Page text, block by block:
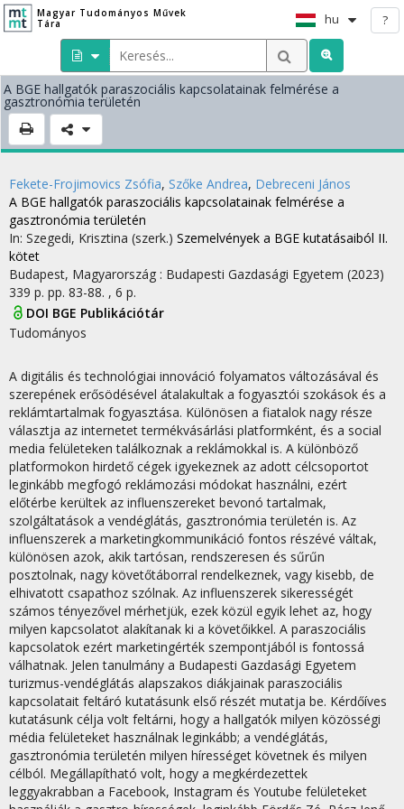
Magyar Tudományos Művek
Tára
hu ?
A BGE hallgatók paraszociális kapcsolatainak felmérése a
gasztronómia területén
Fekete-Frojimovics Zsófia, Szőke Andrea, Debreceni János
A BGE hallgatók paraszociális kapcsolatainak felmérése a
gasztronómia területén
In: Szegedi, Krisztina (szerk.) Szemelvények a BGE kutatásaiból II.
kötet
Budapest, Magyarország : Budapesti Gazdasági Egyetem (2023)
339 p. pp. 83-88. , 6 p.
DOI BGE Publikációtár
Tudományos
A digitális és technológiai innováció folyamatos változásával és
szerepének erősödésével átalakultak a fogyasztói szokások és a
reklámtartalmak fogyasztása. Különösen a fiatalok nagy része
választja az internetet termékvásárlási platformként, és a social
media felületeken találkoznak a reklámokkal is. A különböző
platformokon hirdető cégek igyekeznek az adott célcsoportot
leginkább megfogó reklámozási módokat használni, ezért
előtérbe kerültek az influenszereket bevonó tartalmak,
szolgáltatások a vendéglátás, gasztronómia területén is. Az
influenszerek a marketingkommunikáció fontos részévé váltak,
különösen azok, akik tartósan, rendszeresen és sűrűn
posztolnak, nagy követőtáborral rendelkeznek, vagy kisebb, de
elhivatott csapathoz szólnak. Az influenszerek sikerességét
számos tényezővel mérhetjük, ezek közül egyik lehet az, hogy
milyen kapcsolatot alakítanak ki a követőikkel. A paraszociális
kapcsolatok ezért marketingérték szempontjából is fontossá
válhatnak. Jelen tanulmány a Budapesti Gazdasági Egyetem
turizmus-vendéglátás alapszakos diákjainak paraszociális
kapcsolatait feltáró kutatásunk első részét mutatja be. Kérdőíves
kutatásunk célja volt feltárni, hogy a hallgatók milyen közösségi
média felületeket használnak leginkább; a vendéglátás,
gasztronómia területén milyen hírességet követnek és milyen
célból. Megállapítható volt, hogy a megkérdezettek
leggyakrabban a Facebook, Instagram és Youtube felületeket